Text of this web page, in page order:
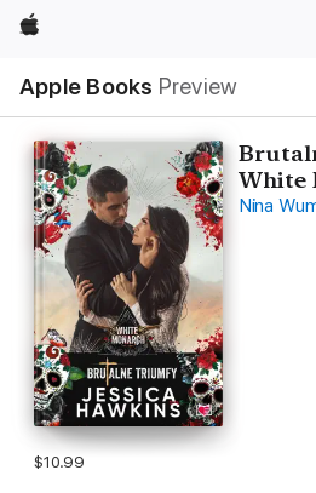
Apple
Apple Books Preview
Nav
Open
Menu
White
Nina
$10.99